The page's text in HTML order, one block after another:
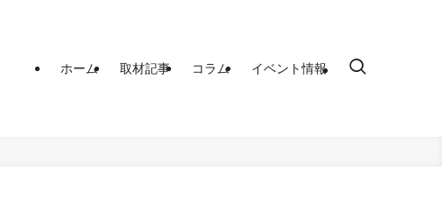
ホーム 取材記事 コラム イベント情報